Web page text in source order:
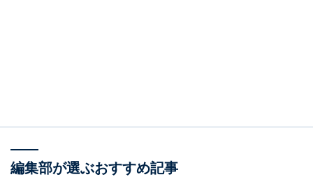
編集部が選ぶおすすめ記事